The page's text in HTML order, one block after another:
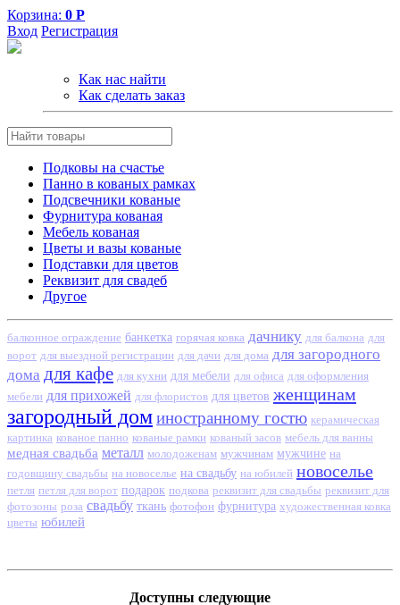
Корзина: 0 Р
Вход Регистрация
Как нас найти
Как сделать заказ
Подковы на счастье
Панно в кованых рамках
Подсвечники кованые
Фурнитура кованая
Мебель кованая
Цветы и вазы кованые
Подставки для цветов
Реквизит для свадеб
Другое
балконное ограждение банкетка горячая ковка дачнику для балкона для
ворот для выездной регистрации для дачи для дома для загородного
дома для кафе для кухни для мебели для офиса для оформления
мебели для прихожей для флористов для цветов женщинам
загородный доминостранному гостю керамическая
картинка кованое панно кованые рамки кованый засов мебель для ванны
медная свадьба металл молодоженам мужчинам мужчине на
годовщину свадьбы на новоселье на свадьбу на юбилей новоселье
петля петля для ворот подарок подкова реквизит для свадьбы реквизит для
фотозоны роза свадьбу ткань фотофон фурнитура художественная ковка
цветы юбилей
Доступны следующие